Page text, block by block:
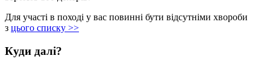
Для участі в поході у вас повинні бути відсутніми хвороби
з цього списку >>
Куди далі?